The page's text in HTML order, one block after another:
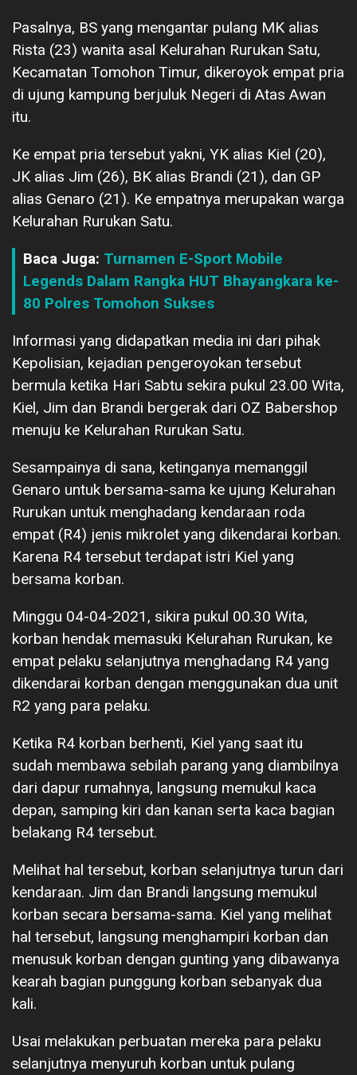
Pasalnya, BS yang mengantar pulang MK alias
Rista (23) wanita asal Kelurahan Rurukan Satu,
Kecamatan Tomohon Timur, dikeroyok empat pria
di ujung kampung berjuluk Negeri di Atas Awan
itu.
Ke empat pria tersebut yakni, YK alias Kiel (20),
JK alias Jim (26), BK alias Brandi (21), dan GP
alias Genaro (21). Ke empatnya merupakan warga
Kelurahan Rurukan Satu.
Baca Juga: Turnamen E-Sport Mobile
Legends Dalam Rangka HUT Bhayangkara ke-
80 Polres Tomohon Sukses
Informasi yang didapatkan media ini dari pihak
Kepolisian, kejadian pengeroyokan tersebut
bermula ketika Hari Sabtu sekira pukul 23.00 Wita,
Kiel, Jim dan Brandi bergerak dari OZ Babershop
menuju ke Kelurahan Rurukan Satu.
Sesampainya di sana, ketinganya memanggil
Genaro untuk bersama-sama ke ujung Kelurahan
Rurukan untuk menghadang kendaraan roda
empat (R4) jenis mikrolet yang dikendarai korban.
Karena R4 tersebut terdapat istri Kiel yang
bersama korban.
Minggu 04-04-2021, sikira pukul 00.30 Wita,
korban hendak memasuki Kelurahan Rurukan, ke
empat pelaku selanjutnya menghadang R4 yang
dikendarai korban dengan menggunakan dua unit
R2 yang para pelaku.
Ketika R4 korban berhenti, Kiel yang saat itu
sudah membawa sebilah parang yang diambilnya
dari dapur rumahnya, langsung memukul kaca
depan, samping kiri dan kanan serta kaca bagian
belakang R4 tersebut.
Melihat hal tersebut, korban selanjutnya turun dari
kendaraan. Jim dan Brandi langsung memukul
korban secara bersama-sama. Kiel yang melihat
hal tersebut, langsung menghampiri korban dan
menusuk korban dengan gunting yang dibawanya
kearah bagian punggung korban sebanyak dua
kali.
Usai melakukan perbuatan mereka para pelaku
selanjutnya menyuruh korban untuk pulang